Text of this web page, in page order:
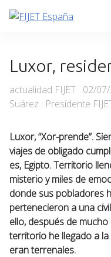
Skip
Luxor,
Categories
actualidad FIJET
on
02/
Suárez · Presidente
Luxor, “Xor-prende”.
viajes de obligado
es, Egipto. Territorio
misterio y miles de
donde sus pobladores
pertenecieron a una
ello, después de
territorio he llegado a
eran terrenales.